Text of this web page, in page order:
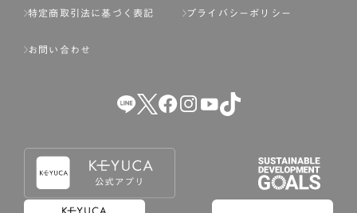
特定商取引法に基づく表記 プライバシーポリシー
お問い合わせ